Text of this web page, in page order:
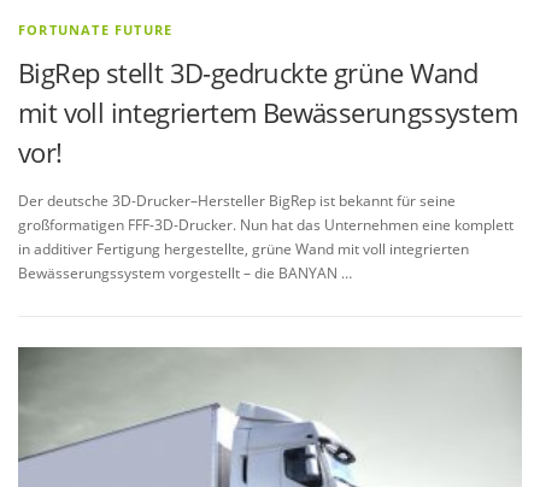
FORTUNATE FUTURE
BigRep stellt 3D-gedruckte grüne Wand
mit voll integriertem Bewässerungssystem
vor!
Der deutsche 3D-Drucker–Hersteller BigRep ist bekannt für seine
großformatigen FFF-3D-Drucker. Nun hat das Unternehmen eine komplett
in additiver Fertigung hergestellte, grüne Wand mit voll integrierten
Bewässerungssystem vorgestellt – die BANYAN …